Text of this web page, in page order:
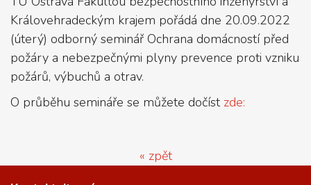
Královehradeckým krajem pořádá dne 20.09.2022
(úterý) odborný seminář Ochrana domácností před
požáry a nebezpečnými plyny prevence proti vzniku
požárů, výbuchů a otrav.
O průběhu semináře se můžete dočíst zde:
« zpět